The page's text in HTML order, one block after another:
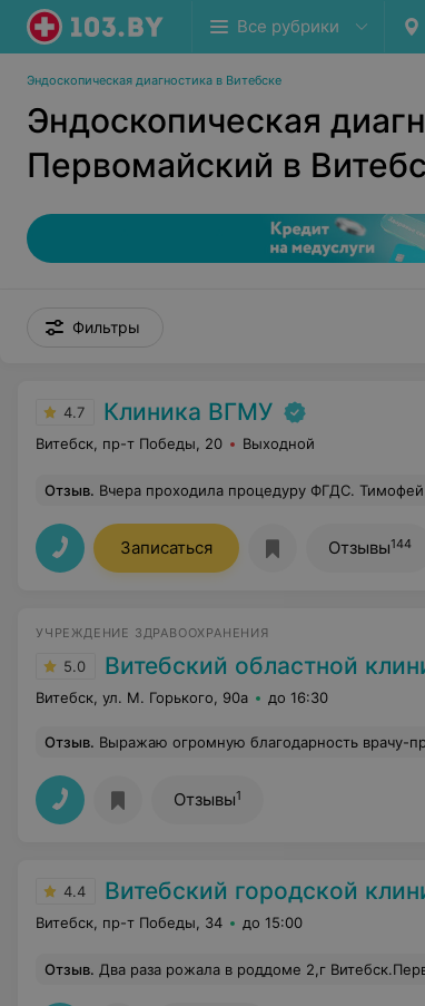
Все рубрики
Эндоскопическая диагностика в Витебске
Эндоскопическая
Первомайский в
Фильтры
4.7 Клиника ВГМУ
Витебск, пр-т Победы, 20 Выходной
Отзыв. Вчера проходила процедуру ФГДС. Тимофей Дмитриевич Толстой - как говорят в народе "врач от бога", а медсестричка Марина Викторовна - "добрая фея". Команда профессионалов высокого уровня. Работают
Записаться Отзывы144
УЧРЕЖДЕНИЕ ЗДРАВООХРАНЕНИЯ
5.0 Витебский областной клинический
Витебск, ул. М. Горького, 90а до 16:30
Отзыв. Выражаю огромную благодарность врачу-проктологу Смирнову Василию Карповичу за избавление меня от деликатной проблемы. Спасибо за высокий профессионализм, понимание, внимательное отношение, аккуратность при осмотрах,
Отзывы1
4.4 Витебский городской
Витебск, пр-т Победы, 34 до 15:00
Отзыв. Два раза рожала в роддоме 2,г Витебск.Первый раз 2019 год ,втрой 2025 год.Все специалисты,добрые ,отзывчивые ,и понимающие